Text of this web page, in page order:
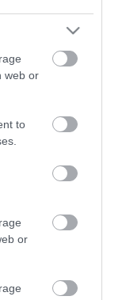
web or
to
or
EMIRATES
LÉGIKÖZLEKEDÉS
REPÜLŐ